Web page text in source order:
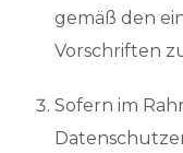
gemäß den
Vorschriften
Sofern im